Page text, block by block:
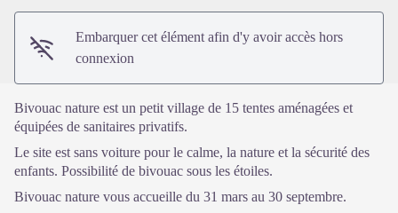
Embarquer cet élément afin d'y avoir accès hors
connexion
Bivouac nature est un petit village de 15 tentes aménagées et
équipées de sanitaires privatifs.
Le site est sans voiture pour le calme, la nature et la sécurité des
enfants. Possibilité de bivouac sous les étoiles.
Bivouac nature vous accueille du 31 mars au 30 septembre.